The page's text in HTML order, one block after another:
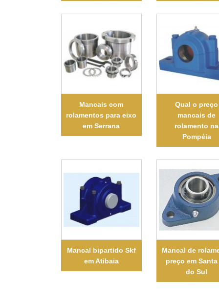
Mancais com
rolamentos para eixo
em Serrana
Qual o preço
mancais de
rolamento na
Pompéia
Mancal bipartido Skf
em Atibaia
Mancal de
preço em Santa
do Sul